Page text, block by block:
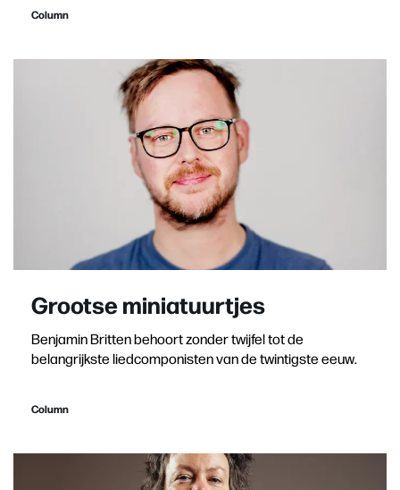
Column
Grootse miniatuurtjes
Benjamin Britten behoort zonder twijfel tot de
belangrijkste liedcomponisten van de twintigste eeuw.
Column